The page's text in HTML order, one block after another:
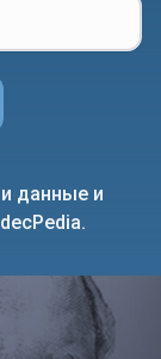
данные и